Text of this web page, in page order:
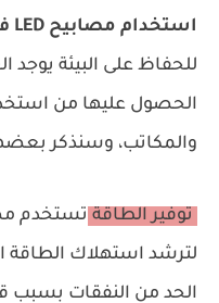
استخدام مصابيح LED في المنازل
للحفاظ على البيئة يوجد
الحصول عليها من
والمكاتب، وسنذكر
توفير الطاقة تستخدم
لترشد استهلاك الطاقة
الحد من النفقات بسبب